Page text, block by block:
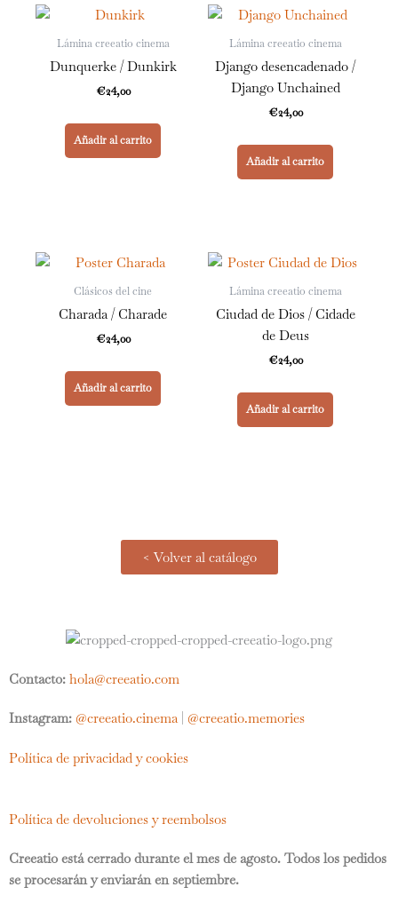
Lámina creeatio cinema
Dunquerke / Dunkirk
€24,00
Añadir al carrito
Lámina creeatio cinema
Django desencadenado /
Django Unchained
€24,00
Añadir al carrito
Clásicos del cine
Charada / Charade
€24,00
Añadir al carrito
Lámina creeatio cinema
Ciudad de Dios / Cidade
de Deus
€24,00
Añadir al carrito
< Volver al catálogo
Contacto: hola@creeatio.com
Instagram: @creeatio.cinema| @creeatio.memories
Política de privacidad y cookies
Política de devoluciones y reembolsos
Creeatio está cerrado durante el mes de agosto. Todos los pedidos
se procesarán y enviarán en septiembre.